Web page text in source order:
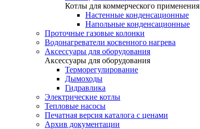
Котлы для коммерческого применения
Настенные конденсационные
Напольные конденсационные
Проточные газовые колонки
Водонагреватели косвенного нагрева
Аксессуары для оборудования
Аксессуары для оборудования
Терморегулирование
Дымоходы
Гидравлика
Электрические котлы
Тепловые насосы
Печатная версия каталога с ценами
Архив документации